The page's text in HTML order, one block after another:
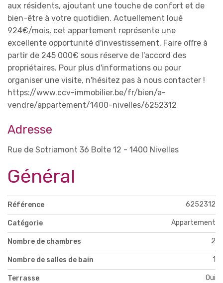
aux résidents, ajoutant une touche de confort et de
bien-être à votre quotidien. Actuellement loué
924€/mois, cet appartement représente une
excellente opportunité d'investissement. Faire offre à
partir de 245 000€ sous réserve de l'accord des
propriétaires. Pour plus d'informations ou pour
organiser une visite, n'hésitez pas à nous contacter !
https://www.ccv-immobilier.be/fr/bien/a-
vendre/appartement/1400-nivelles/6252312
Adresse
Rue de Sotriamont 36 Boîte 12 - 1400 Nivelles
Général
Référence 6252312
Catégorie Appartement
Nombre de chambres 2
Nombre de salles de bain 1
Terrasse Oui